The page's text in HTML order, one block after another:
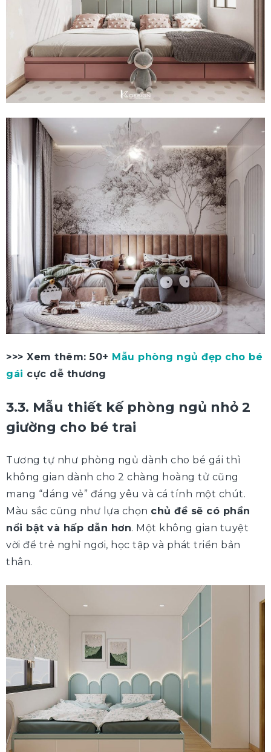
>>> Xem thêm: 50+ Mẫu phòng ngủ đẹp cho bé
gái cực dễ thương
3.3. Mẫu thiết kế phòng ngủ nhỏ 2
giường cho bé trai
Tương tự như phòng ngủ dành cho bé gái thì
không gian dành cho 2 chàng hoàng tử cũng
mang “dáng vẻ” đáng yêu và cá tính một chút.
Màu sắc cũng như lựa chọn chủ đề sẽ có phần
nổi bật và hấp dẫn hơn. Một không gian tuyệt
vời để trẻ nghỉ ngơi, học tập và phát triển bản
thân.